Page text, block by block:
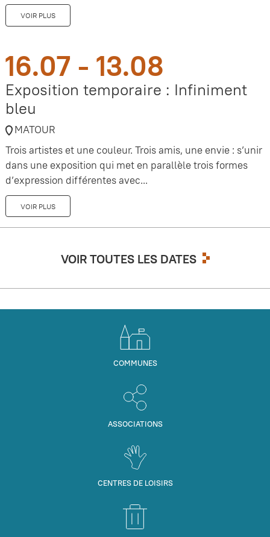
VOIR PLUS
16.07 - 13.08
Exposition temporaire : Infiniment
bleu
MATOUR
Trois artistes et une couleur. Trois amis, une envie : s’unir
dans une exposition qui met en parallèle trois formes
d’expression différentes avec...
VOIR PLUS
VOIR TOUTES LES DATES
COMMUNES
ASSOCIATIONS
CENTRES DE LOISIRS